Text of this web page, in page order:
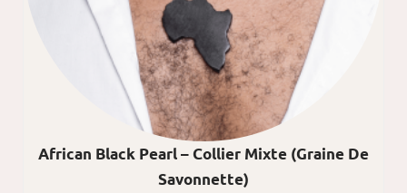
African Black Pearl – Collier Mixte (graine De
Savonnette)